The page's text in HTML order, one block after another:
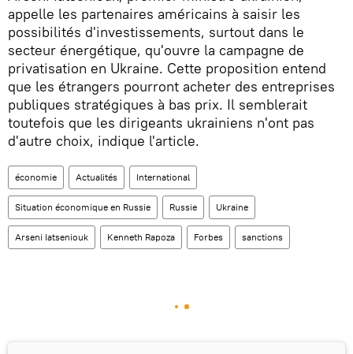
appelle les partenaires américains à saisir les
possibilités d'investissements, surtout dans le
secteur énergétique, qu'ouvre la campagne de
privatisation en Ukraine. Cette proposition entend
que les étrangers pourront acheter des entreprises
publiques stratégiques à bas prix. Il semblerait
toutefois que les dirigeants ukrainiens n'ont pas
d'autre choix, indique l'article.
économie Actualités International
Situation économique en Russie Russie Ukraine
Arseni Iatseniouk Kenneth Rapoza Forbes sanctions